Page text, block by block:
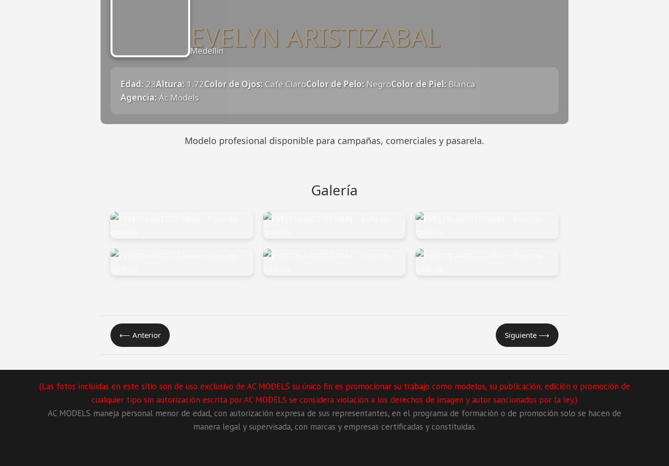
EVELYN ARISTIZABAL
Medellín
Edad: 23Altura: 1.72Color de Ojos: Cafe ClaroColor de Pelo: NegroColor de Piel: Blanca
Agencia:Ac Models
Modelo profesional disponible para campañas, comerciales y pasarela.
Galería
⟵ Anterior Siguiente ⟶
(Las fotos incluidas en este sitio son de uso exclusivo de AC MODELS su único fin es promocionar su trabajo como modelos, su publicación, edición o promoción de
cualquier tipo sin autorización escrita por AC MODELS se considera violación a los derechos de imagen y autor sancionados por la ley.)
AC MODELS maneja personal menor de edad, con autorización expresa de sus representantes, en el programa de formación o de promoción solo se hacen de
manera legal y supervisada, con marcas y empresas certificadas y constituidas.